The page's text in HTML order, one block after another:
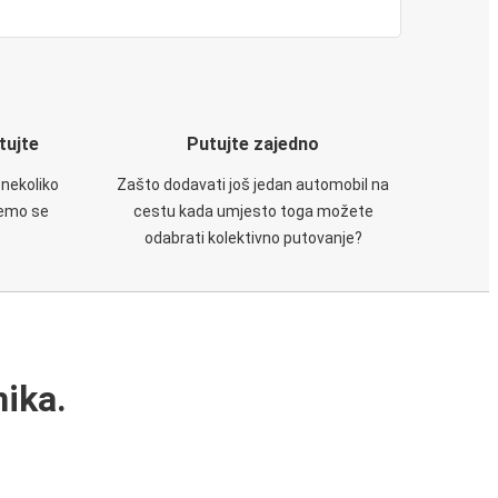
se
Putujte zajedno
Zašto dodavati još jedan automobil na
cestu kada umjesto toga možete
odabrati kolektivno putovanje?